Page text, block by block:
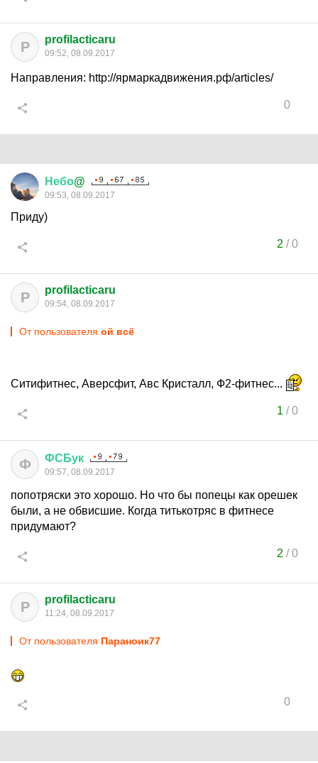
P profilacticaru
09:52, 08.09.2017
Направления: http://ярмаркадвижения.рф/articles/
0
Небо@
09:53, 08.09.2017
Приду)
2 /0
P profilacticaru
09:54, 08.09.2017
От пользователя ой всё
Ситифитнес, Аверсфит, Авс Кристалл, Ф2-фитнес...
1 /0
Ф ФСБук
09:57, 08.09.2017
попотряски это хорошо. Но что бы попецы как орешек
были, а не обвисшие. Когда титькотряс в фитнесе
придумают?
2 /0
P profilacticaru
11:24, 08.09.2017
От пользователя Параноик77
0